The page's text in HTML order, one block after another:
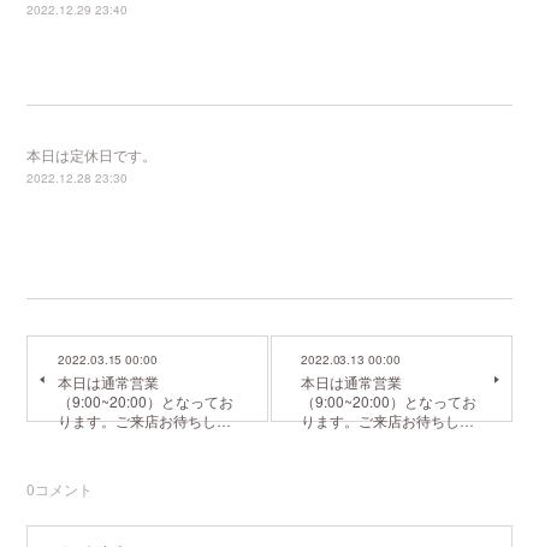
2022.12.29 23:40
本日は定休日です。
2022.12.28 23:30
2022.03.15 00:00
本日は通常営業
（9:00~20:00）となってお
ります。ご来店お待ちし…
2022.03.13 00:00
本日は通常営業
（9:00~20:00）となってお
ります。ご来店お待ちし…
0コメント